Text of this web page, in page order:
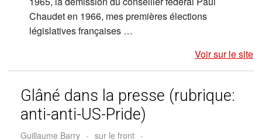
Chaudet en 1966, mes premières élections
législatives françaises …
Voir sur le site
Glâné dans la presse (rubrique:
anti-anti-US-Pride)
Guillaume Barry - sur le front -